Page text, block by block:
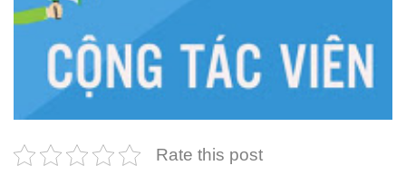
Rate this post